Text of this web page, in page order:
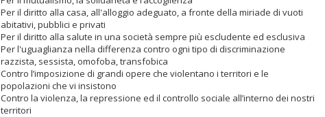
Per il diritto alla casa, all'alloggio adeguato, a fronte della miriade di vuoti
abitativi, pubblici e privati
Per il diritto alla salute in una società sempre più escludente ed esclusiva
Per l'uguaglianza nella differenza contro ogni tipo di discriminazione
razzista, sessista, omofoba, transfobica
Contro l’imposizione di grandi opere che violentano i territori e le
popolazioni che vi insistono
Contro la violenza, la repressione ed il controllo sociale all’interno dei nostri
territori